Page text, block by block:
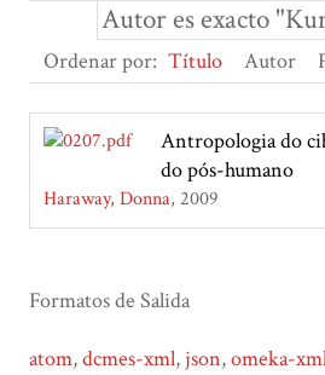
Autor es exacto
Ordenar por: Título Autor
Antropologia do
do pós-humano
Haraway, Donna 2009
Formatos de Salida
atom,dcmes-xml, json,omeka-